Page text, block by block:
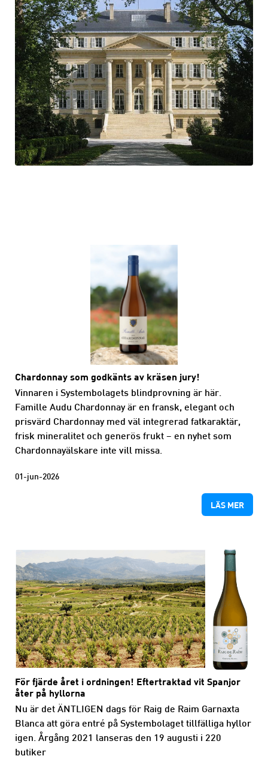
Chardonnay som godkänts av kräsen jury!
Vinnaren i Systembolagets blindprovning är här.
Famille Audu Chardonnay är en fransk, elegant och
prisvärd Chardonnay med väl integrerad fatkaraktär,
frisk mineralitet och generös frukt – en nyhet som
Chardonnayälskare inte vill missa.
01-jun-2026
LÄS MER
För fjärde året i ordningen! Eftertraktad vit Spanjor
åter på hyllorna
Nu är det ÄNTLIGEN dags för Raig de Raim Garnaxta
Blanca att göra entré på Systembolaget tillfälliga hyllor
igen. Årgång 2021 lanseras den 19 augusti i 220
butiker